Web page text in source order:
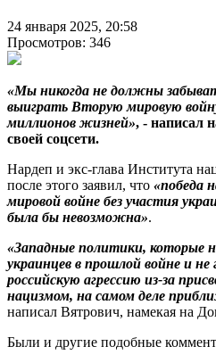
24 января 2025, 20:58
Просмотров: 346
«Мы никогда не должны
выиграть Вторую мировую
миллионов жизней», - написал
своей соцсети.
Нардеп и экс-глава Института
после этого заявил, что «победа
мировой войне без участия
была бы невозможна».
«Западные политики, которые
украинцев в прошлой войне и
российскую агрессию из-за
нацизмом, на самом деле
написал Вятрович, намекая на
Были и другие подобные